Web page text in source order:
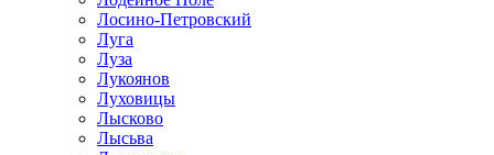
Лосино-Петровский
Луга
Луза
Лукоянов
Луховицы
Лысково
Лысьва